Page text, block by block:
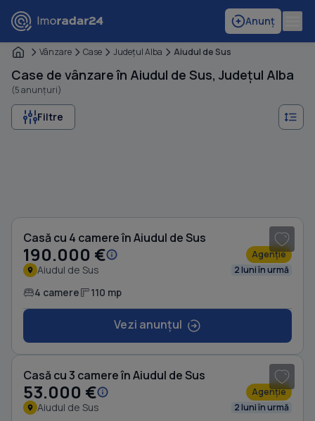
Anunț
Vânzare Case Judeţul Alba Aiudul de Sus
Case de vânzare în Aiudul de Sus, Județul Alba
(5 anunțuri)
Filtre
Casă cu 4 camere în Aiudul de Sus
190.000 € Agenție
Aiudul de Sus 2 luni în urmă
4 camere 110 mp
Vezi anunțul
Casă cu 3 camere în Aiudul de Sus
53.000 € Agenție
Aiudul de Sus 2 luni în urmă